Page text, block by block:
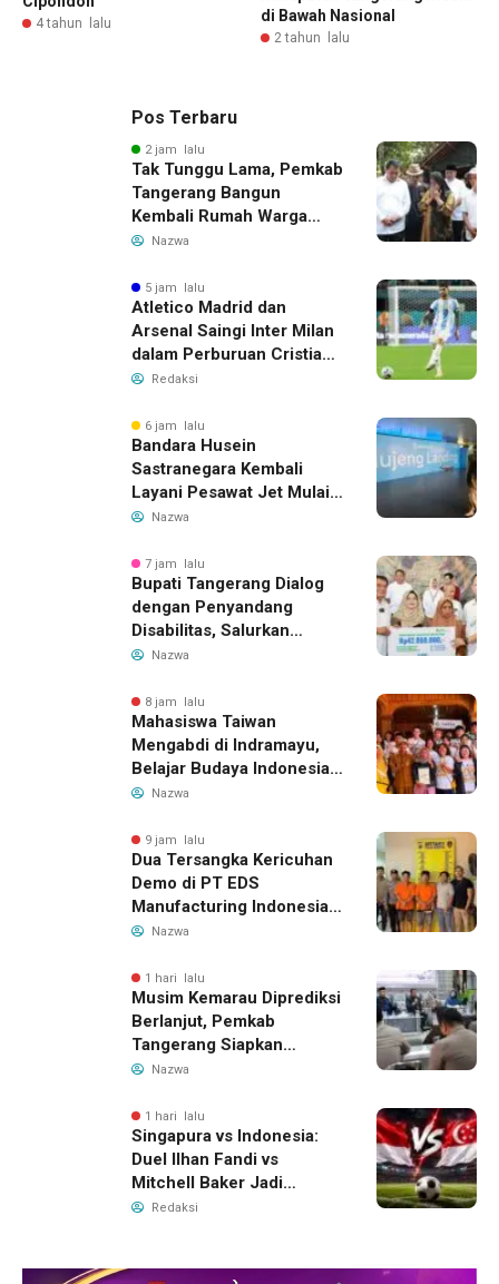
4 tahun lalu
di Bawah Nasional
2 tahun lalu
Pos Terbaru
2 jam lalu
Tak Tunggu Lama, Pemkab
Tangerang Bangun
Kembali Rumah Warga
yang Roboh Akibat Puting
Nazwa
5 jam lalu
Atletico Madrid dan
Arsenal Saingi Inter Milan
dalam Perburuan Cristian
Romero, Transfer Bek
Redaksi
6 jam lalu
Bandara Husein
Sastranegara Kembali
Layani Pesawat Jet Mulai
14 Agustus 2026, Garuda
Bandung-Denpasar
Nazwa
7 jam lalu
Bupati Tangerang Dialog
dengan Penyandang
Disabilitas, Salurkan
Bantuan dan Tampung
Nazwa
8 jam lalu
Mahasiswa Taiwan
Mengabdi di Indramayu,
Belajar Budaya Indonesia
dan Edukasi Pekerja
Nazwa
9 jam lalu
Dua Tersangka Kericuhan
Demo di PT EDS
Manufacturing Indonesia
Ditahan, Polda Banten
Pengelolaan Limbah
Nazwa
1 hari lalu
Musim Kemarau Diprediksi
Berlanjut, Pemkab
Tangerang Siapkan
Langkah Antisipasi Krisis
Nazwa
1 hari lalu
Singapura vs Indonesia:
Duel Ilhan Fandi vs
Mitchell Baker Jadi
Sorotan di Piala AFF 2026
Redaksi